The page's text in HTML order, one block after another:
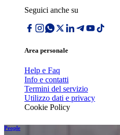
Seguici anche su
Area personale
Help e Faq
Info e contatti
Termini del servizio
Utilizzo dati e privacy
Cookie Policy
People